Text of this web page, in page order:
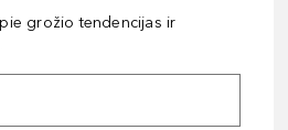
grožio tendencijas ir